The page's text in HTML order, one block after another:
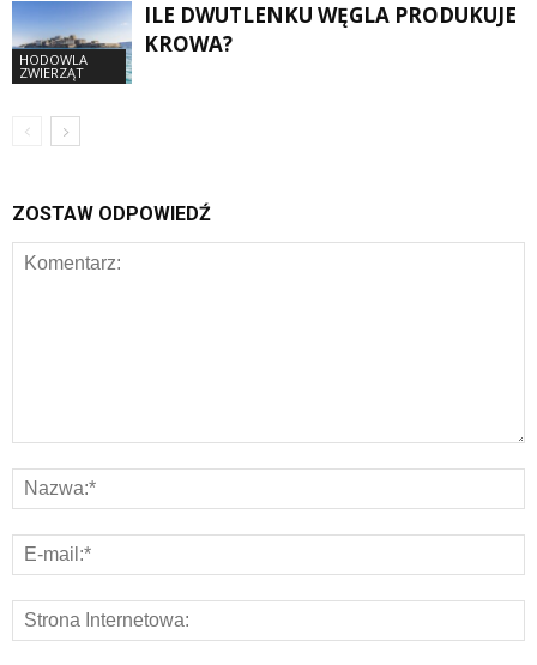
HODOWLA
ZWIERZĄT
ILE DWUTLENKU WĘGLA PRODUKUJE
KROWA?
ZOSTAW ODPOWIEDŹ